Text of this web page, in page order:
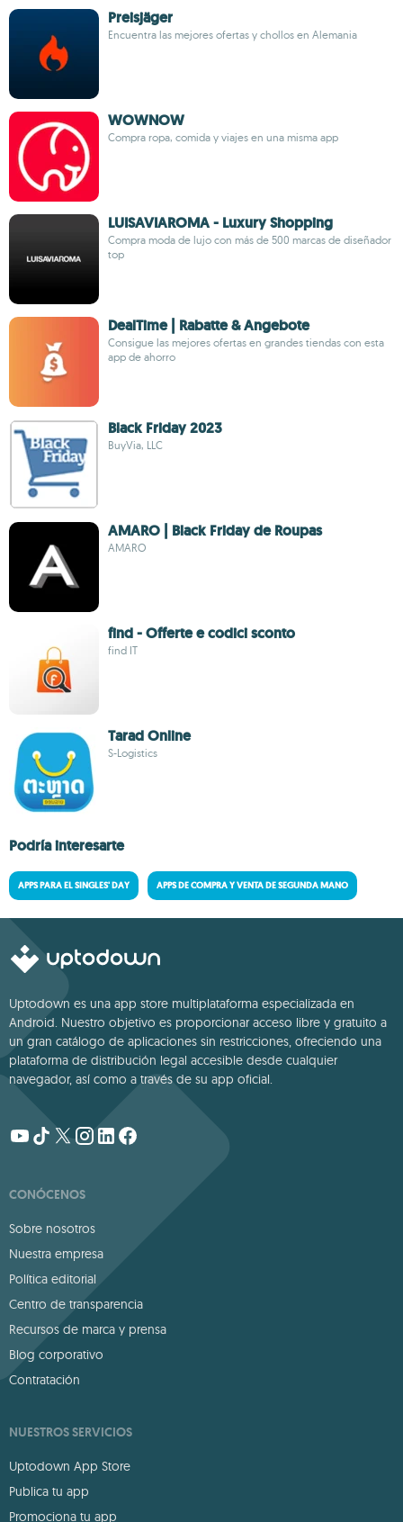
Preisjäger
Encuentra las mejores ofertas y chollos en Alemania
WOWNOW
Compra ropa, comida y viajes en una misma app
LUISAVIAROMA - Luxury Shopping
Compra moda de lujo con más de 500 marcas de diseñador
top
DealTime | Rabatte & Angebote
Consigue las mejores ofertas en grandes tiendas con esta
app de ahorro
Black Friday 2023
BuyVia, LLC
AMARO | Black Friday de Roupas
AMARO
find - Offerte e codici sconto
find IT
Tarad Online
S-Logistics
Podría interesarte
APPS PARA EL SINGLES' DAY APPS DE COMPRA Y VENTA DE SEGUNDA MANO
Uptodown es una app store multiplataforma especializada en
Android. Nuestro objetivo es proporcionar acceso libre y gratuito a
un gran catálogo de aplicaciones sin restricciones, ofreciendo una
plataforma de distribución legal accesible desde cualquier
navegador, así como a través de su app oficial.
CONÓCENOS
Sobre nosotros
Nuestra empresa
Política editorial
Centro de transparencia
Recursos de marca y prensa
Blog corporativo
Contratación
NUESTROS SERVICIOS
Uptodown App Store
Publica tu app
Promociona tu app